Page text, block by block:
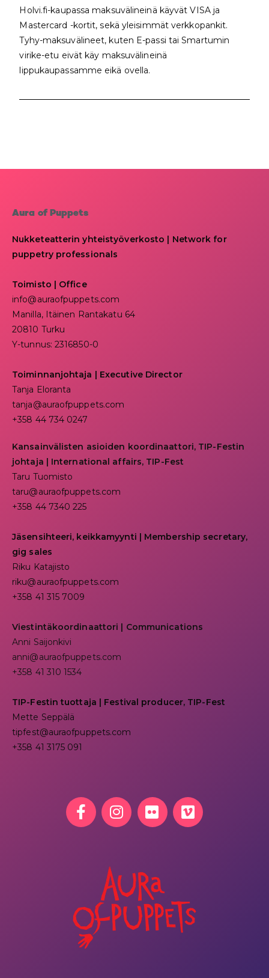
Holvi.fi-kaupassa maksuvälineinä käyvät VISA ja
Mastercard -kortit, sekä yleisimmät verkkopankit.
Tyhy-maksuvälineet, kuten E-passi tai Smartumin
virike-etu eivät käy maksuvälineinä
lippukaupassamme eikä ovella.
Aura of Puppets
Nukketeatterin yhteistyöverkosto | Network for
puppetry professionals
Toimisto | Office
info@auraofpuppets.com
Manilla, Itäinen Rantakatu 64
20810 Turku
Y-tunnus: 2316850-0
Toiminnanjohtaja | Executive Director
Tanja Eloranta
tanja@auraofpuppets.com
+358 44 734 0247
Kansainvälisten asioiden koordinaattori, TIP-Festin
johtaja | International affairs, TIP-Fest
Taru Tuomisto
taru@auraofpuppets.com
+358 44 7340 225
Jäsensihteeri, keikkamyynti | Membership secretary,
gig sales
Riku Katajisto
riku@auraofpuppets.com
+358 41 315 7009
Viestintäkoordinaattori | Communications
Anni Saijonkivi
anni@auraofpuppets.com
+358 41 310 1534
TIP-Festin tuottaja | Festival producer, TIP-Fest
Mette Seppälä
tipfest@auraofpuppets.com
+358 41 3175 091